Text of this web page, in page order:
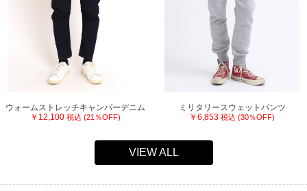
ウォームストレッチキャンパーデニム
￥12,100 税込 (21％OFF)
ミリタリースウェットパンツ
￥6,853 税込 (30％OFF)
VIEW ALL